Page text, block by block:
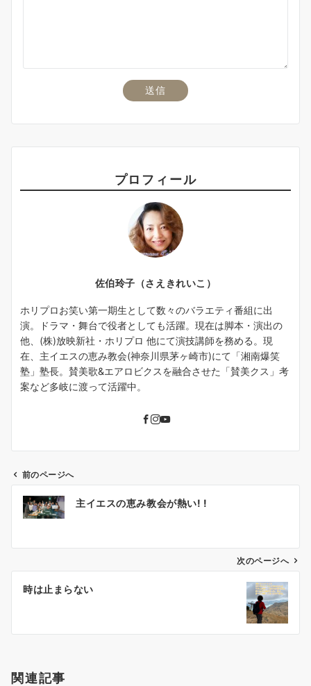
プロフィール
佐伯玲子（さえきれいこ）
ホリプロお笑い第一期生として数々のバラエティ番組に出
演。ドラマ・舞台で役者としても活躍。現在は脚本・演出の
他、(株)放映新社・ホリプロ 他にて演技講師を務める。現
在、主イエスの恵み教会(神奈川県茅ヶ崎市)にて「湘南爆笑
塾」塾長。賛美歌&エアロビクスを融合させた「賛美クス」考
案など多岐に渡って活躍中。
ン
前のページへ
主イエスの恵み教会が熱い! !
次のページへ
時は止まらない
関連記事